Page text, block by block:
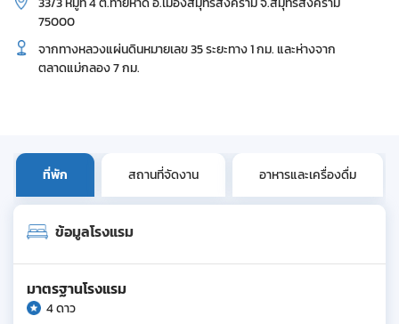
75000
จากทางหลวงแผ่นดินหมายเลข 35 ระยะทาง 1 กม. และห่างจาก
ตลาดแม่กลอง 7 กม.
ที่พัก สถานที่จัดงาน อาหารและเครื่องดื่ม
ข้อมูลโรงแรม
มาตรฐานโรงแรม
4 ดาว